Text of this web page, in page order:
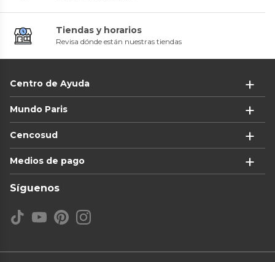
Tiendas y horarios
Revisa dónde están nuestras tiendas
Centro de Ayuda
Mundo Paris
Cencosud
Medios de pago
Síguenos